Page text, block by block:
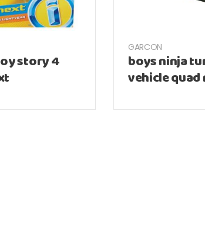
story 4
GARCON
boys ninja
vehicle